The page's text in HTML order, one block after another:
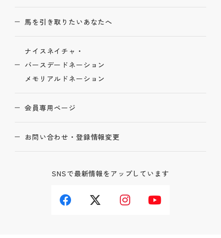
馬を引き取りたいあなたへ
ナイスネイチャ・
バースデードネーション
メモリアルドネーション
会員専用ページ
お問い合わせ・登録情報変更
SNSで最新情報をアップしています